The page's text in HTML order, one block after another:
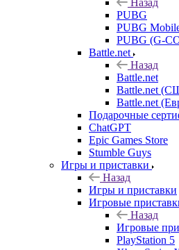
Назад
PUBG
PUBG
PUBG (G-
Battle.net
Назад
Battle.net
Battle.net
Battle.net
Подарочные
ChatGPT
Epic Games Store
Stumble Guys
Игры и приставки
Назад
Игры и приставки
Игровые
Назад
Игровые
PlayStation 5